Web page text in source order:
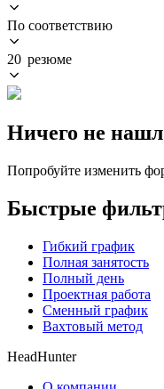
По соответствию
20 резюме
Ничего не
Попробуйте изменить
Быстрые
Гибкий график
Полная занятость
Полный день
Проектная работа
Сменный график
Вахтовый метод
HeadHunter